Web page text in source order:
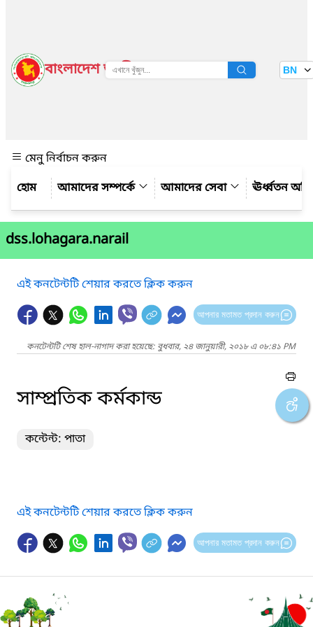
বাংলাদেশ জাতীয় তথ্য বাতায়ন BN
মেনু নির্বাচন করুন
আমাদের সম্পর্কে
আমাদের সেবা ঊর্ধ্বতন
dss.lohagara.narail
এই কনটেন্টটি শেয়ার করতে ক্লিক করুন
আপনার মতামত প্রদান করুন
কনটেন্টটি শেষ হাল-নাগাদ করা হয়েছে: বুধবার, ২৪ জানুয়ারী, ২০১৮ এ ০৮:৪১ PM
সাম্প্রতিক কর্মকান্ড
কন্টেন্ট: পাতা
এই কনটেন্টটি শেয়ার করতে ক্লিক করুন
আপনার মতামত প্রদান করুন